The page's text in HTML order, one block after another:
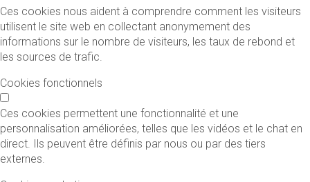
Ces cookies nous aident à comprendre comment les visiteurs
utilisent le site web en collectant anonymement des
informations sur le nombre de visiteurs, les taux de rebond et
les sources de trafic.
Cookies fonctionnels
Ces cookies permettent une fonctionnalité et une
personnalisation améliorées, telles que les vidéos et le chat en
direct. Ils peuvent être définis par nous ou par des tiers
externes.